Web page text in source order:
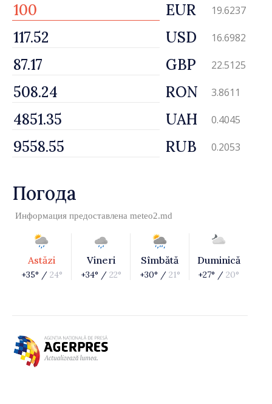
EUR 19.6237
USD 16.6982
GBP 22.5125
RON 3.8611
UAH 0.4045
RUB 0.2053
Погода
Информация предоставлена meteo2.md
Astăzi
+35° / 24°
Vineri
+34° / 22°
Sîmbătă
+30° / 21°
Duminică
+27° / 20°